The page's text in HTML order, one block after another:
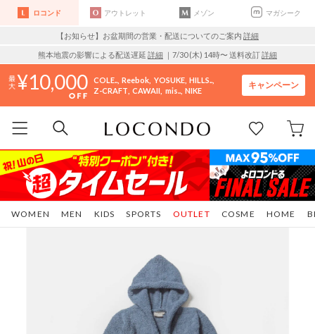
ロコンド アウトレット メゾン マガシーク
【お知らせ】お盆期間の営業・配送についてのご案内 詳細
熊本地震の影響による配送遅延 詳細 ｜7/30 (木) 14時〜 送料改訂詳細
10,000 COLE.. Reebok YOSUKE HILLS..
Z-CRAFT CAWAII mis.. NIKE
キャンペーン
WOMEN MEN KIDS SPORTS COSME HOME
OUTLET